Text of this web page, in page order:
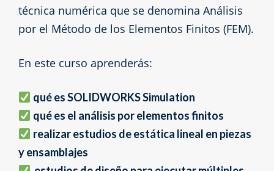
técnica numérica que se denomina Análisis
por el Método de los Elementos Finitos (FEM).
En este curso aprenderás:
qué es SOLIDWORKS Simulation
qué es el análisis por elementos finitos
realizar estudios de estática lineal en piezas
y ensamblajes